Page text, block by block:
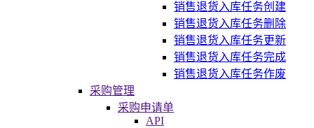
销售退货入库任务创建
销售退货入库任务删除
销售退货入库任务更新
销售退货入库任务完成
销售退货入库任务作废
采购管理
采购申请单
API